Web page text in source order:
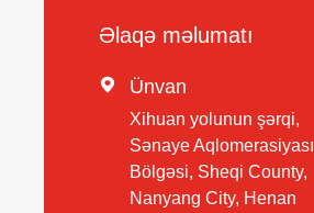
Əlaqə məlumatı
 Ünvan
Xihuan yolunun şərqi,
Sənaye Aqlomerasiyası
Bölgəsi, Sheqi County,
Nanyang City, Henan